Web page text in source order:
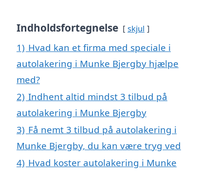
Indholdsfortegnelse skjul
1) Hvad kan et firma med speciale i
autolakering i Munke Bjergby hjælpe
med?
2) Indhent altid mindst 3 tilbud på
autolakering i Munke Bjergby
3) Få nemt 3 tilbud på autolakering i
Munke Bjergby, du kan være tryg ved
4) Hvad koster autolakering i Munke